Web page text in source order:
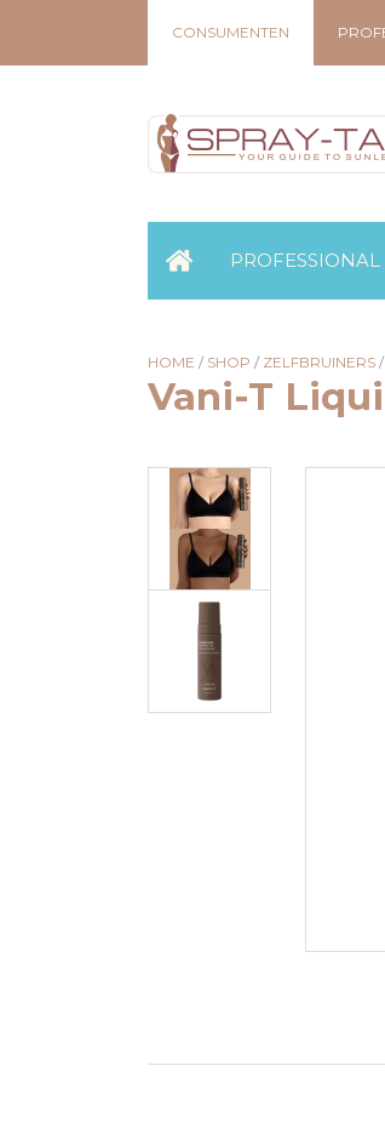
CONSUMENTEN
HOME / SHOP / ZELFBRUINERS /
Vani-T